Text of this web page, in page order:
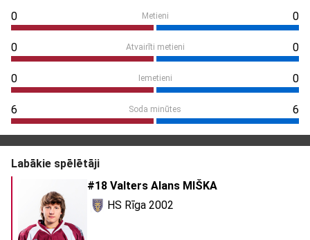
0
Metieni 0
0 Atvairīti metieni 0
0 Iemetieni 0
6 Soda minūtes 6
Labākie spēlētāji
#18 Valters Alans MIŠKA
HS Rīga 2002